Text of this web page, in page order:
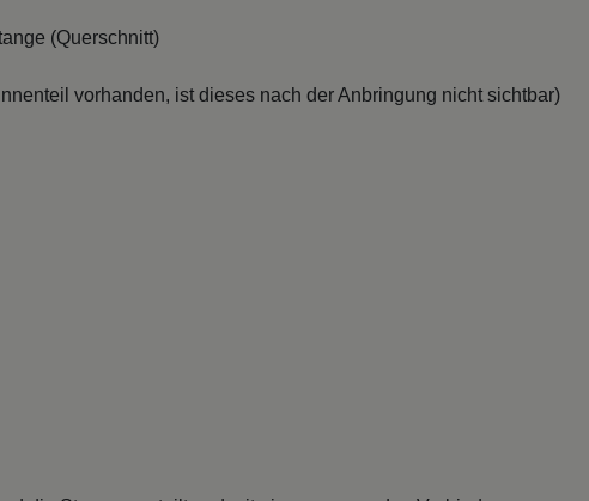
(Querschnitt)
vorhanden, ist dieses nach der Anbringung nicht sichtbar)